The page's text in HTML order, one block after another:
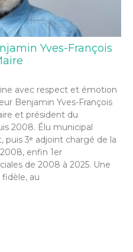
Yves-François
avec respect et émotion
Benjamin Yves-François
et président du
2008. Élu municipal
puis 3ᵉ adjoint chargé de la
enfin 1er
de 2008 à 2025. Une
au